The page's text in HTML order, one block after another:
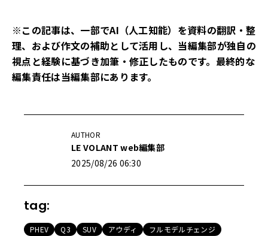
※この記事は、一部でAI（人工知能）を資料の翻訳・整
理、および作文の補助として活用し、当編集部が独自の
視点と経験に基づき加筆・修正したものです。最終的な
編集責任は当編集部にあります。
AUTHOR
LE VOLANT web編集部
2025/08/26 06:30
tag:
PHEV Q3 SUV アウディ
フルモデルチェンジ